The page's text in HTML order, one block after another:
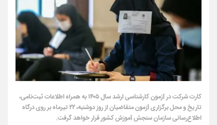
کارت شرکت در آزمون کارشناسی ارشد سال ۱۴۰۵ به همراه اطلاعات ثبت‌نامی،
تاریخ و محل برگزاری آزمون متقاضیان از روز دوشنبه، ۲۲ تیرماه بر روی درگاه
اطلاع‌رسانی سازمان سنجش آموزش کشور قرار خواهد گرفت.